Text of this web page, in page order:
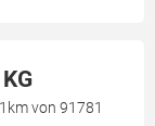
von 91781